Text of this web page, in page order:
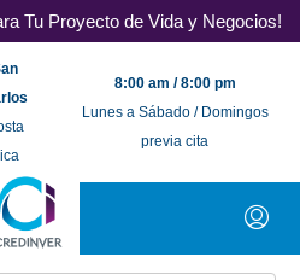
Tu Proyecto de Vida y Negocios!
8:00 am / 8:00 pm
Lunes a Sábado / Domingos
previa cita